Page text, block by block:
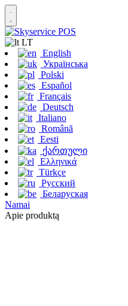
LT
English
Українська
Polski
Español
Français
Deutsch
Italiano
Română
Eesti
ქართული
Ελληνικά
Türkçe
Русский
Беларуская
Namai
Apie produktą